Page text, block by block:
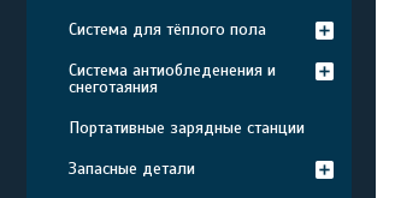
Система для тёплого пола
Система антиобледенения и
снеготаяния
Портативные зарядные станции
Запасные детали